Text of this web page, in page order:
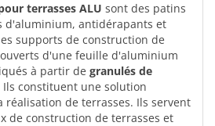
terrasses ALU sont des patins
d'aluminium, antidérapants et
supports de construction de
d'une feuille d'aluminium
à partir de granulés de
Ils constituent une solution
réalisation de terrasses. Ils servent
de construction de terrasses et